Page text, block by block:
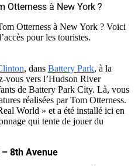
Otterness à New York ?
Otterness à New York ? Voici
pour les touristes.
, dans Battery Park, à la
vous vers l’Hudson River
de Battery Park City. Là, vous
réalisées par Tom Otterness.
World » et a été installé ici en
qui tente de jouer du
8th Avenue